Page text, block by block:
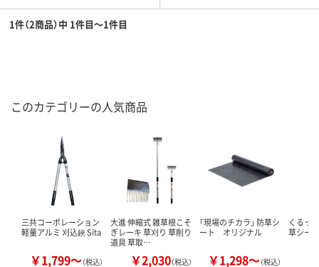
1件（2商品）中 1件目～1件目
このカテゴリーの人気商品
三共コーポレーション
軽量アルミ 刈込鋏 Sita
￥1,799～（税込）
大進 伸縮式 雑草根こそ
ぎレーキ 草刈り 草削り
道具 草取…
￥2,030（税込）
「現場のチカラ」 防草シ
ート オリジナル
￥1,298～（税込）
くるっ
草シー